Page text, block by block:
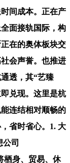
间成本。正在产
面接轨国际，构
在的奥体板块交
会声誉。也推进
透，其“艺臻
兑现。这里是杭
连结相对顺畅的
省时省心。1. 大
司
栖身、贸易、休